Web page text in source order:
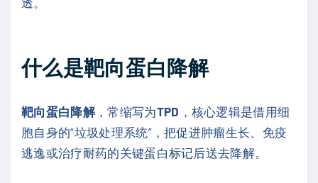
什么是靶向蛋白降解
靶向蛋白降解，常缩写为TPD ，核心逻辑是借用细
胞自身的“垃圾处理系统”，把促进肿瘤生长、免疫
逃逸或治疗耐药的关键蛋白标记后送去降解。